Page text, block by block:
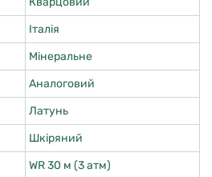
Італія
Мінеральне
Аналоговий
Латунь
Шкіряний
WR 30 м (3 атм)